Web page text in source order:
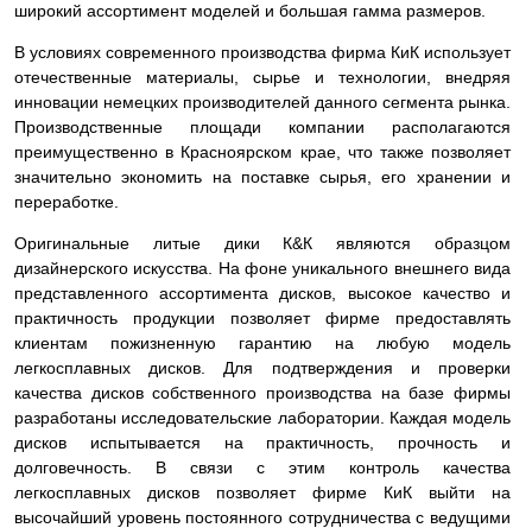
широкий ассортимент моделей и большая гамма размеров.
В условиях современного производства фирма КиК использует
отечественные материалы, сырье и технологии, внедряя
инновации немецких производителей данного сегмента рынка.
Производственные площади компании располагаются
преимущественно в Красноярском крае, что также позволяет
значительно экономить на поставке сырья, его хранении и
переработке.
Оригинальные литые дики К&К являются образцом
дизайнерского искусства. На фоне уникального внешнего вида
представленного ассортимента дисков, высокое качество и
практичность продукции позволяет фирме предоставлять
клиентам пожизненную гарантию на любую модель
легкосплавных дисков. Для подтверждения и проверки
качества дисков собственного производства на базе фирмы
разработаны исследовательские лаборатории. Каждая модель
дисков испытывается на практичность, прочность и
долговечность. В связи с этим контроль качества
легкосплавных дисков позволяет фирме КиК выйти на
высочайший уровень постоянного сотрудничества с ведущими